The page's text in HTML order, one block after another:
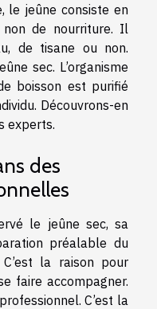
le jeûne consiste en
de nourriture. Il
de tisane ou non.
sec. L’organisme
boisson est purifié
Découvrons-en
experts.
des
le jeûne sec, sa
préalable du
la raison pour
faire accompagner.
C’est la